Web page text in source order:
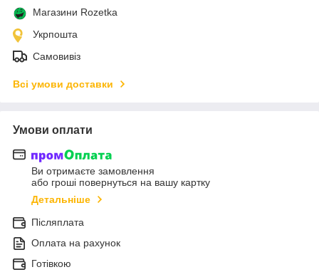
Магазини Rozetka
Укрпошта
Самовивіз
Всі умови доставки
Умови оплати
Ви отримаєте замовлення
або гроші повернуться на вашу картку
Детальніше
Післяплата
Оплата на рахунок
Готівкою